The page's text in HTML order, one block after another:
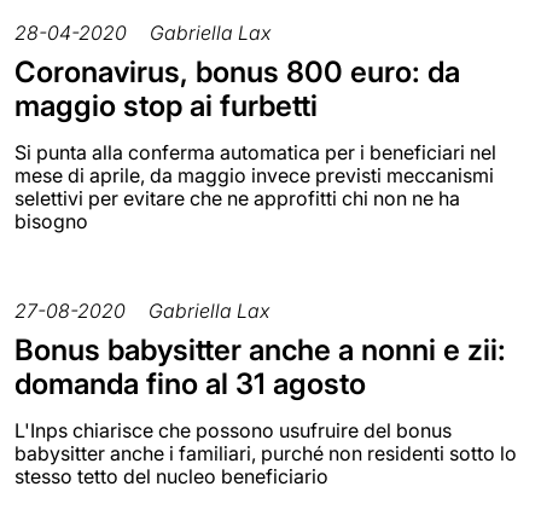
28-04-2020 Gabriella Lax
Coronavirus, bonus 800 euro: da
maggio stop ai furbetti
Si punta alla conferma automatica per i beneficiari nel
mese di aprile, da maggio invece previsti meccanismi
selettivi per evitare che ne approfitti chi non ne ha
bisogno
27-08-2020 Gabriella Lax
Bonus babysitter anche a nonni e zii:
domanda fino al 31 agosto
L'Inps chiarisce che possono usufruire del bonus
babysitter anche i familiari, purché non residenti sotto lo
stesso tetto del nucleo beneficiario